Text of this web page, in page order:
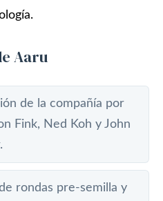
Aaru
de la compañía por
Fink, Ned Koh y John
rondas pre-semilla y